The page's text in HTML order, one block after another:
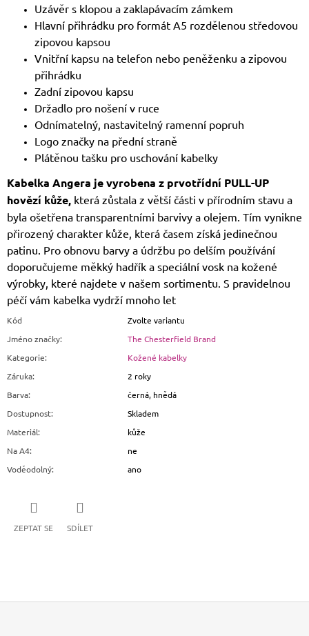
Uzávěr s klopou a zaklapávacím zámkem
Hlavní přihrádku pro formát A5 rozdělenou středovou
zipovou kapsou
Vnitřní kapsu na telefon nebo peněženku a zipovou
přihrádku
Zadní zipovou kapsu
Držadlo pro nošení v ruce
Odnímatelný, nastavitelný ramenní popruh
Logo značky na přední straně
Plátěnou tašku pro uschování kabelky
Kabelka Angera je vyrobena z prvotřídní PULL-UP
hovězí kůže, která zůstala z větší části v přírodním stavu a
byla ošetřena transparentními barvivy a olejem. Tím vynikne
přirozený charakter kůže, která časem získá jedinečnou
patinu. Pro obnovu barvy a údržbu po delším používání
doporučujeme měkký hadřík a speciální vosk na kožené
výrobky, které najdete v našem sortimentu. S pravidelnou
péčí vám kabelka vydrží mnoho let
Kód
Zvolte variantu
Jméno značky:
The Chesterfield Brand
Kategorie:
Kožené kabelky
Záruka:
2 roky
Barva:
černá, hnědá
Dostupnost:
Skladem
Materiál:
kůže
Na A4:
ne
Voděodolný: ano
ZEPTAT SE SDÍLET